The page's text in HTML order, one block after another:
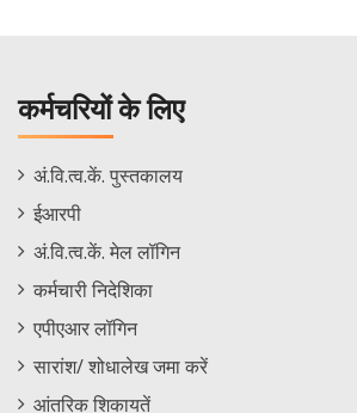
कर्मचरियों के लिए
Staff
Footer
Menu
अं.वि.त्व.कें. पुस्तकालय
ईआरपी
अं.वि.त्व.कें. मेल लॉगिन
कर्मचारी निदेशिका
एपीएआर लॉगिन
सारांश/ शोधालेख जमा करें
आंतरिक शिकायतें